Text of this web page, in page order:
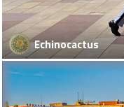
Echinocactus